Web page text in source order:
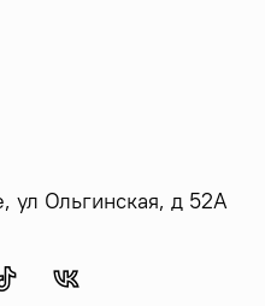
ул Ольгинская, д 52А